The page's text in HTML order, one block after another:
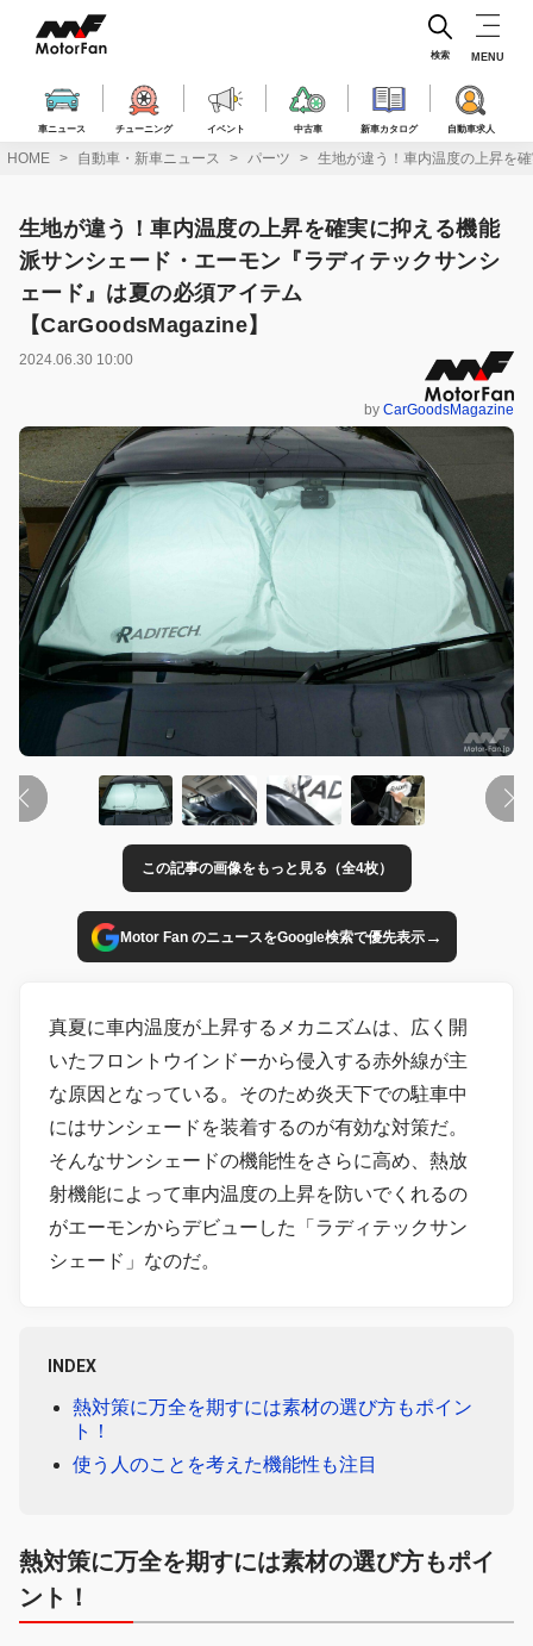
ス
車ニュース チューニング イベント 中古車 新車カタログ 自動車求人
検索 MENU
HOME 自動車・新車ニュース パーツ 生地が違う！車内温度の上昇を
生地が違う！車内温度の上昇を確実に抑える機能
派サンシェード・エーモン『ラディテックサンシ
ェード』は夏の必須アイテム
【CarGoodsMagazine】
2024.06.30 10:00
by CarGoodsMagazine
この記事の画像をもっと見る（全4枚）
Motor Fan のニュースをGoogle検索で優先表示→
真夏に車内温度が上昇するメカニズムは、広く開
いたフロントウインドーから侵入する赤外線が主
な原因となっている。そのため炎天下での駐車中
にはサンシェードを装着するのが有効な対策だ。
そんなサンシェードの機能性をさらに高め、熱放
射機能によって車内温度の上昇を防いでくれるの
がエーモンからデビューした「ラディテックサン
シェード」なのだ。
INDEX
熱対策に万全を期すには素材の選び方もポイン
ト！
使う人のことを考えた機能性も注目
熱対策に万全を期すには素材の選び方もポイ
ント！